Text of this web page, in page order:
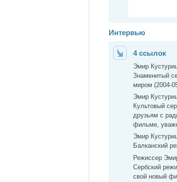
Интервью
4 ссылок
Эмир
Знаменитый
миром (2004-
Эмир
Культовый
друзьям с
фильме,
Эмир
Балканский
Режиссер
Сербский
свой новый